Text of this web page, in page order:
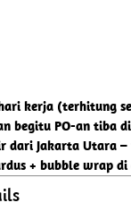
kerja (terhitung
begitu PO-an tiba
dari Jakarta Utara
+ bubble wrap